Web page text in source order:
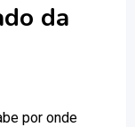
da
por onde